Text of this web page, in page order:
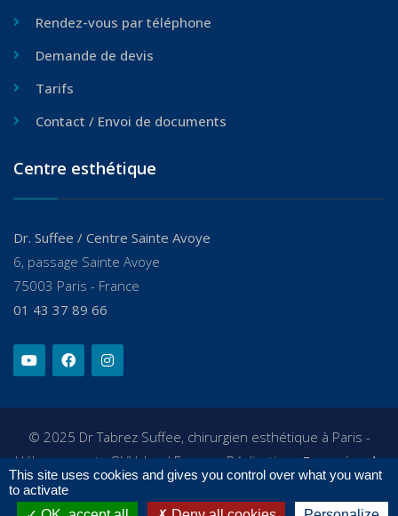
Rendez-vous par téléphone
Demande de devis
Tarifs
Contact / Envoi de documents
Centre esthétique
Dr. Suffee / Centre Sainte Avoye
6, passage Sainte Avoye
75003 Paris - France
01 43 37 89 66
© 2025 Dr Tabrez Suffee, chirurgien esthétique à Paris -
Hébergement : OVHcloud France - Réalisation :Française du
Numérique- Directeur de la publication : Tabrez Suffee -
Mentions légales / RGPD
This site uses cookies and gives you control over what you want
to activate